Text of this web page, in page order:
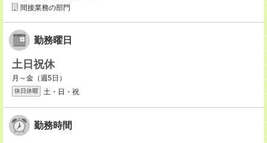
間接業務の部門
勤務曜日
土日祝休
月～金（週5日）
休日休暇 土・日・祝
勤務時間